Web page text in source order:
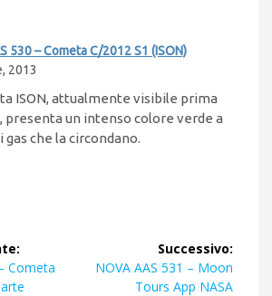
530 – Cometa C/2012 S1 (ISON)
2013
ISON, attualmente visibile prima
presenta un intenso colore verde a
gas che la circondano.
Cometa
Successivo:
Articolo
successivo:
NOVA AAS 531 – Moon
Tours App NASA